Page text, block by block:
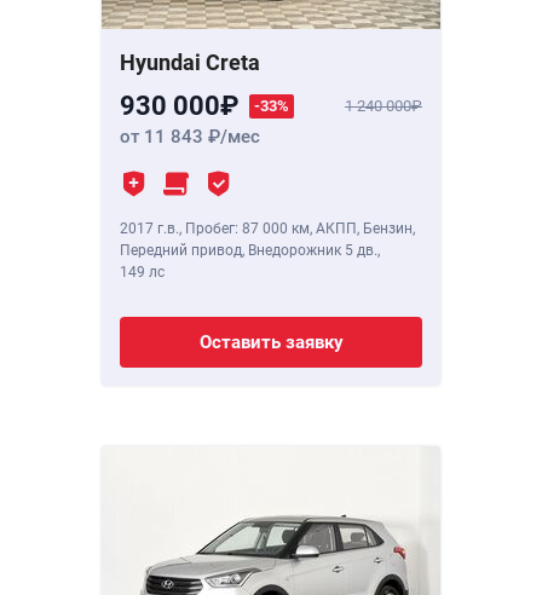
Hyundai Creta
930 000 -33% 1 240 000
от 11 843 /мес
2017 г.в., Пробег: 87 000 км, АКПП, Бензин,
Передний привод, Внедорожник 5 дв.,
149 лс
Оставить заявку